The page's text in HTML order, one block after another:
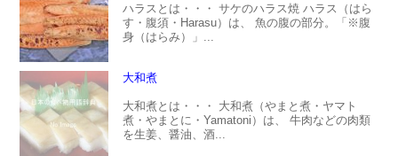
ハラスとは・・・ サケのハラス焼 ハラス（はら
す・腹須・Harasu）は、 魚の腹の部分。「※腹
身（はらみ）」...
大和煮
大和煮とは・・・ 大和煮（やまと煮・ヤマト
煮・やまとに・Yamatoni）は、 牛肉などの肉類
を生姜、醤油、酒...